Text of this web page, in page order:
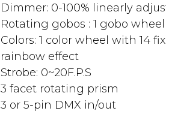
Dimmer: 0-100% linearly
Rotating gobos : 1 gobo wheel
Colors: 1 color wheel with 14
rainbow effect
Strobe: 0~20F.P.S
3 facet rotating prism
3 or 5-pin DMX in/out